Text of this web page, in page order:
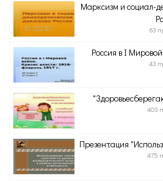
Марксизм и социал-
63
Россия в I
43
403
Презентация
475